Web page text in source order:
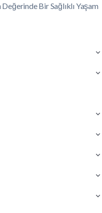
Bir Sağlıklı Yaşam